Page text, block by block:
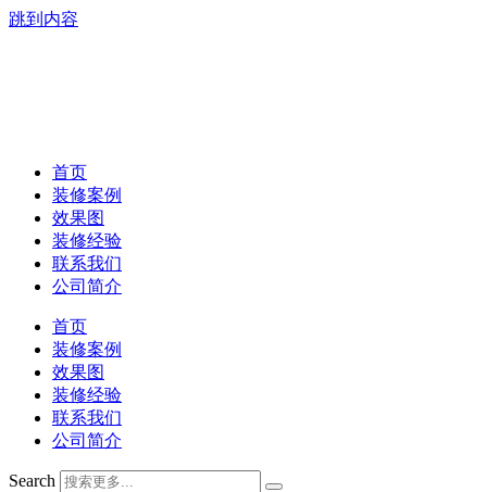
跳到内容
首页
装修案例
效果图
装修经验
联系我们
公司简介
首页
装修案例
效果图
装修经验
联系我们
公司简介
Search